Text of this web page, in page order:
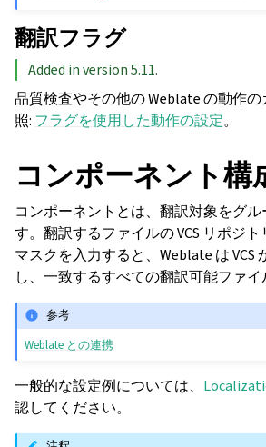
翻訳フラグ
Added in version 5.11.
品質検査やその他の Weblate の動作
照: フラグを使用した動作の設定。
コンポーネント構
コンポーネントとは、翻訳対象をグ
す。翻訳するファイルの VCS リポジ
マスクを入力すると、Weblate は VCS
し、一致するすべての翻訳可能ファイ
参考
Weblate との連携
一般的な設定例については、
認してください。